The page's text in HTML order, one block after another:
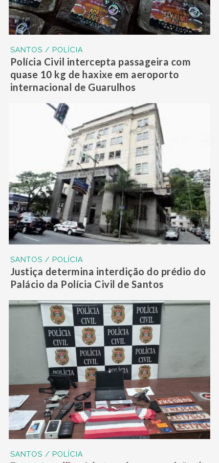
SANTOS / POLÍCIA
Polícia Civil intercepta passageira com
quase 10 kg de haxixe em aeroporto
internacional de Guarulhos
SANTOS / POLÍCIA
Justiça determina interdição do prédio do
Palácio da Polícia Civil de Santos
SANTOS / POLÍCIA